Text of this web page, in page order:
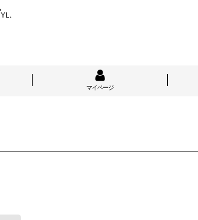
マイページ